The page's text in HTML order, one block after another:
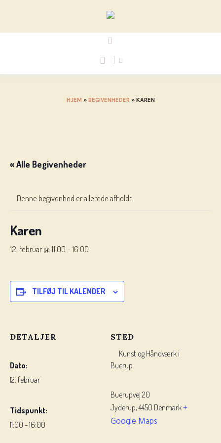
HJEM » BEGIVENHEDER » KAREN
« Alle Begivenheder
Denne begivenhed er allerede afholdt.
Karen
12. februar @ 11:00 -16:00
TILFØJ TIL KALENDER
DETALJER
Dato:
12. februar
Tidspunkt:
11:00 - 16:00
STED
Kunst og Håndværk i
Buerup
Buerupvej 20
Jyderup, 4450 Denmark+
Google Maps